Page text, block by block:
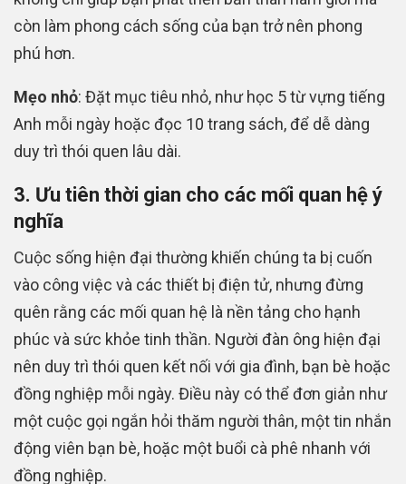
còn làm phong cách sống của bạn trở nên phong
phú hơn.
Mẹo nhỏ: Đặt mục tiêu nhỏ, như học 5 từ vựng tiếng
Anh mỗi ngày hoặc đọc 10 trang sách, để dễ dàng
duy trì thói quen lâu dài.
3. Ưu tiên thời gian cho các mối quan hệ ý
nghĩa
Cuộc sống hiện đại thường khiến chúng ta bị cuốn
vào công việc và các thiết bị điện tử, nhưng đừng
quên rằng các mối quan hệ là nền tảng cho hạnh
phúc và sức khỏe tinh thần. Người đàn ông hiện đại
nên duy trì thói quen kết nối với gia đình, bạn bè hoặc
đồng nghiệp mỗi ngày. Điều này có thể đơn giản như
một cuộc gọi ngắn hỏi thăm người thân, một tin nhắn
động viên bạn bè, hoặc một buổi cà phê nhanh với
đồng nghiệp.